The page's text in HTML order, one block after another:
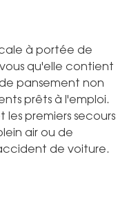
à portée de
qu'elle contient
pansement non
prêts à l'emploi.
premiers secours
air ou de
de voiture.